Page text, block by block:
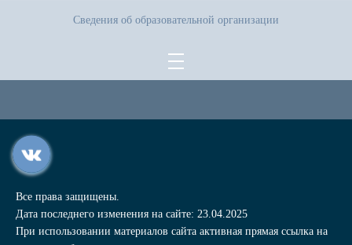
Сведения об образовательной организации
Все права защищены.
Дата последнего изменения на сайте: 23.04.2025
При использовании материалов сайта активная прямая ссылка на